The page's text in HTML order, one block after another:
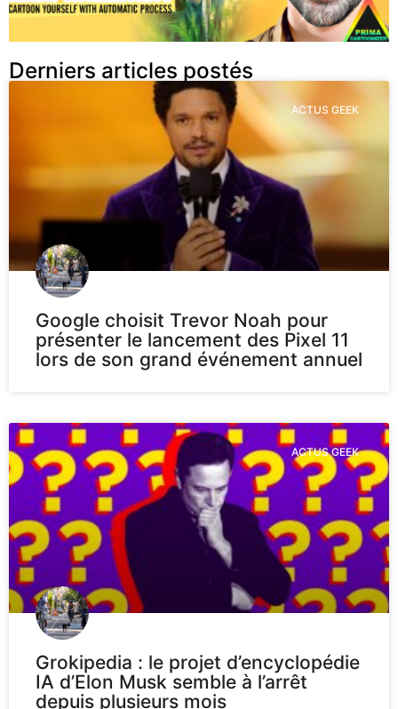
Derniers articles postés
ACTUS GEEK
Google choisit Trevor Noah pour
présenter le lancement des Pixel 11
lors de son grand événement annuel
ACTUS GEEK
Grokipedia : le projet d’encyclopédie
IA d’Elon Musk semble à l’arrêt
depuis plusieurs mois